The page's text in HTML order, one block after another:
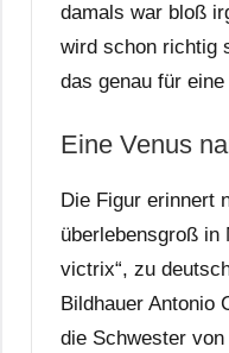
damals war bloß
wird schon richtig
das genau für
Eine Venus
Die Figur erinnert
überlebensgroß in
victrix“, zu
Bildhauer Antonio
die Schwester